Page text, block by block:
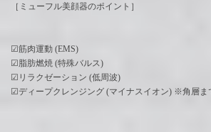
［ミューフル美顔器のポイント］
☑︎筋肉運動 (EMS)
☑︎脂肪燃焼 (特殊バルス)
☑︎リラクゼーション (低周波)
☑︎ディープクレンジング (マイナスイオン) ※角層ま